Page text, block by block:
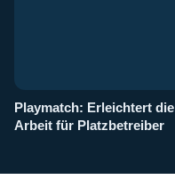
Playmatch: Erleichtert die
Arbeit für Platzbetreiber